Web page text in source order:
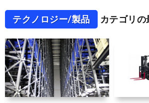
テクノロジー/製品 カテゴリ